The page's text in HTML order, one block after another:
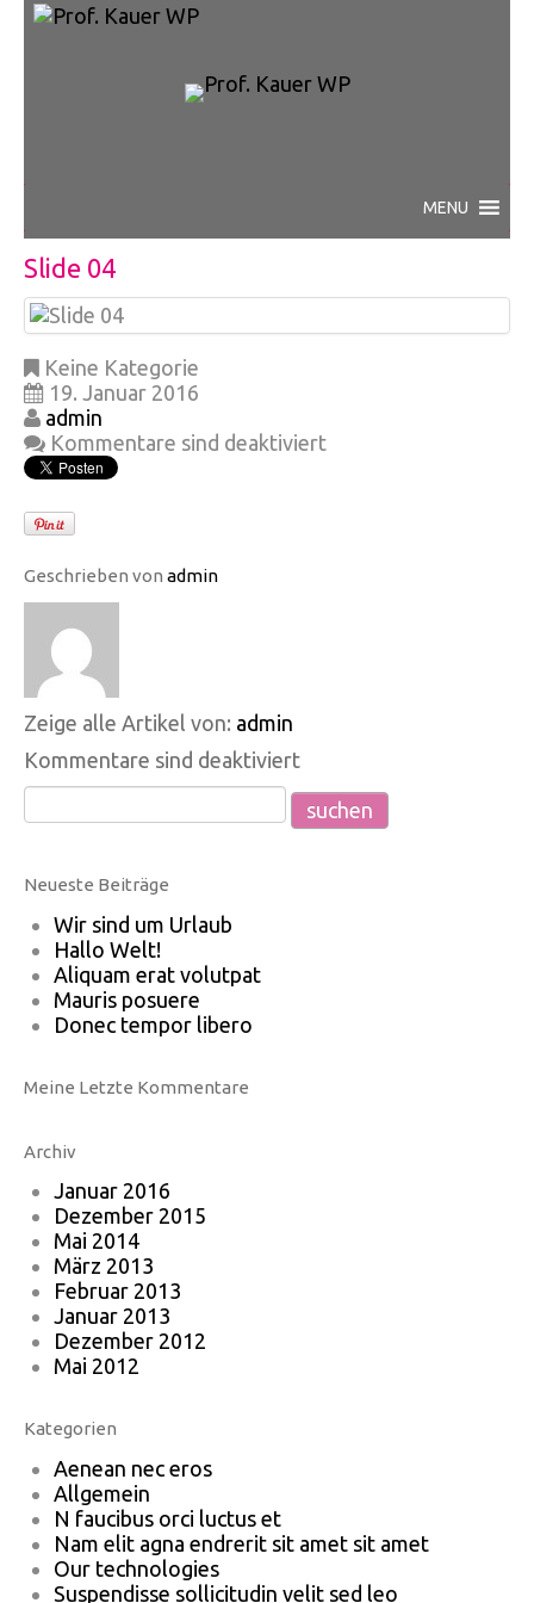
Slide 04
Keine Kategorie
19. Januar 2016
admin
Kommentare sind deaktiviert
Geschrieben von admin
Zeige alle Artikel von: admin
Kommentare sind deaktiviert
Neueste Beiträge
Wir sind um Urlaub
Hallo Welt!
Aliquam erat volutpat
Mauris posuere
Donec tempor libero
Meine Letzte Kommentare
Archiv
Januar 2016
Dezember 2015
Mai 2014
März 2013
Februar 2013
Januar 2013
Dezember 2012
Mai 2012
Kategorien
Aenean nec eros
Allgemein
N faucibus orci luctus et
Nam elit agna endrerit sit amet sit amet
Our technologies
Suspendisse sollicitudin velit sed leo